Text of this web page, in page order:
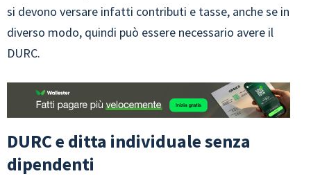
si devono versare infatti contributi e tasse, anche se in
diverso modo, quindi può essere necessario avere il
DURC.
DURC e ditta individuale senza
dipendenti